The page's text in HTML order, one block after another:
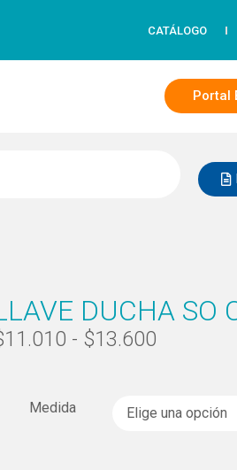
CATÁLOGO
Portal
DUCHA SO
11.010 - $13.600
Medida